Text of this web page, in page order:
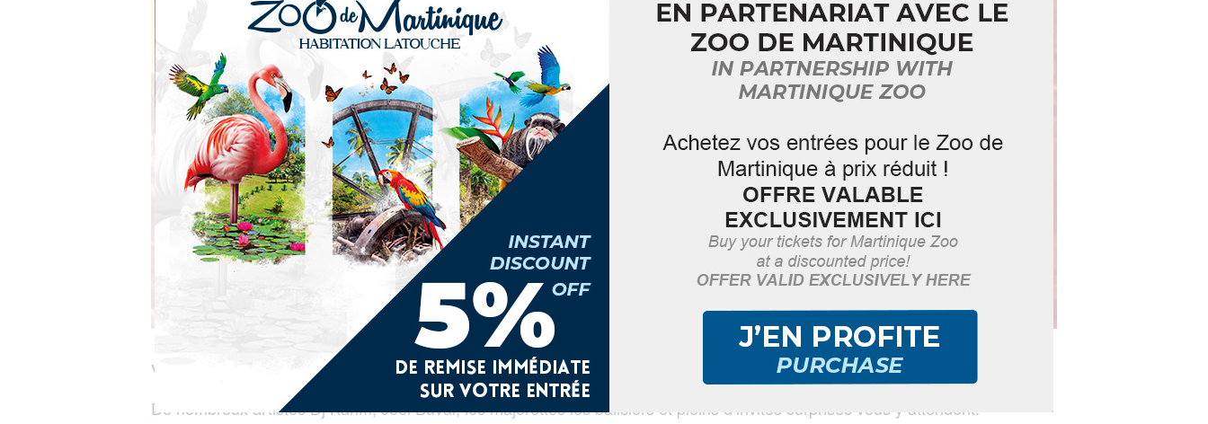
Venez vivre l’élection des reines du carnaval de Fort de France le dimanche 1er février 2026 dès 14h00 au Grand Carbet.
De nombreux artistes Dj Karim, Joël Buval, les majorettes les balisiers et pleins d’invités surprises vous y attendent.